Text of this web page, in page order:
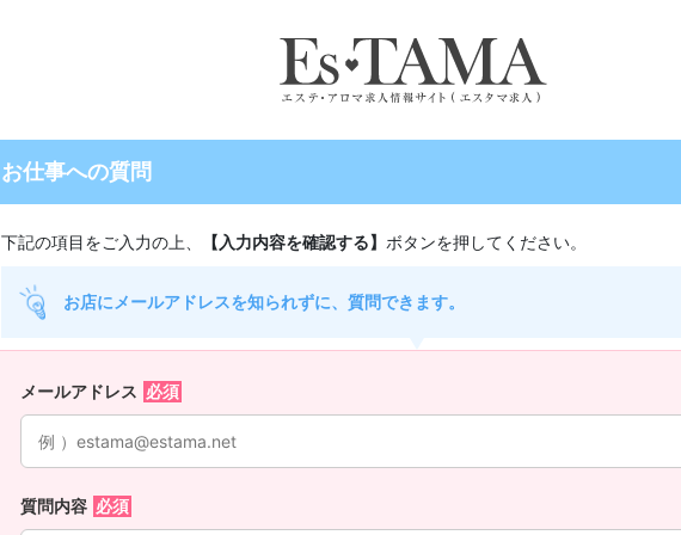
お仕事への質問
下記の項目をご入力の上、 【入力内容を確認する】 ボタンを押してください。
お店にメールアドレスを知られずに、質問できます。
メールアドレス
質問内容